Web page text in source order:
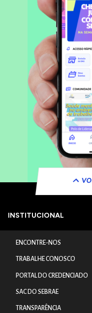
INSTITUCIONAL
ENCONTRE-NOS
TRABALHE CONOSCO
PORTAL DO CREDENCIADO
SAC DO SEBRAE
TRANSPARÊNCIA